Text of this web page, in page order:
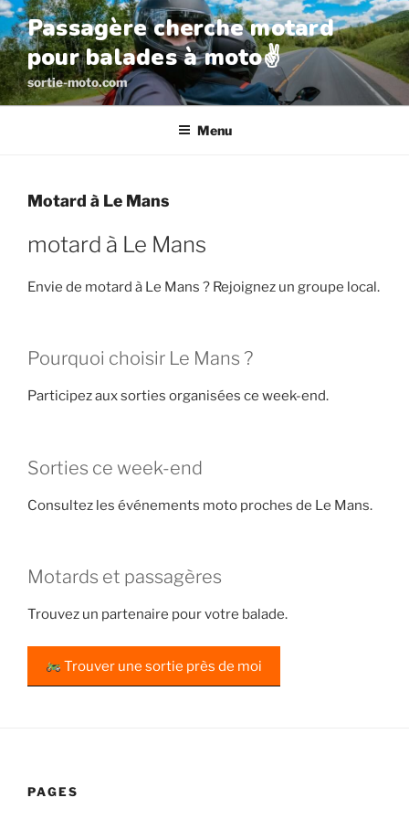
Aller
au
contenu
principal
Passagère cherche motard
pour balades à moto✌️
sortie-moto.com
Menu
Motard à Le Mans
motard à Le Mans
Envie de motard à Le Mans ? Rejoignez un groupe local.
Pourquoi choisir Le Mans ?
Participez aux sorties organisées ce week-end.
Sorties ce week-end
Consultez les événements moto proches de Le Mans.
Motards et passagères
Trouvez un partenaire pour votre balade.
Trouver une sortie près de moi
PAGES